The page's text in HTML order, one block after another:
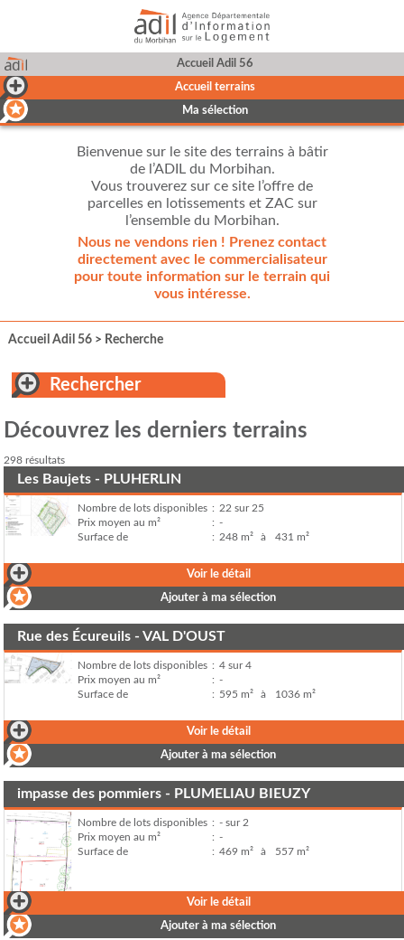
Accueil Adil 56
Accueil terrains
Ma sélection
Bienvenue sur le site des terrains à bâtir
de l’ADIL du Morbihan.
Vous trouverez sur ce site l’offre de
parcelles en lotissements et ZAC sur
l’ensemble du Morbihan.
Nous ne vendons rien ! Prenez contact
directement avec le commercialisateur
pour toute information sur le terrain qui
vous intéresse.
Accueil Adil 56> Recherche
Rechercher
Découvrez les derniers terrains
298 résultats
Les Baujets - PLUHERLIN
Nombre de lots disponibles : 22 sur 25
Prix moyen au m²
: -
Surface de
: 248 m² à 431 m²
Voir le détail
Ajouter à ma sélection
Rue des Écureuils - VAL D'OUST
Nombre de lots disponibles : 4 sur 4
Prix moyen au m²
: -
Surface de
: 595 m² à 1036 m²
Voir le détail
Ajouter à ma sélection
impasse des pommiers - PLUMELIAU BIEUZY
Nombre de lots disponibles : - sur 2
Prix moyen au m²
: -
Surface de
: 469 m² à 557 m²
Voir le détail
Ajouter à ma sélection